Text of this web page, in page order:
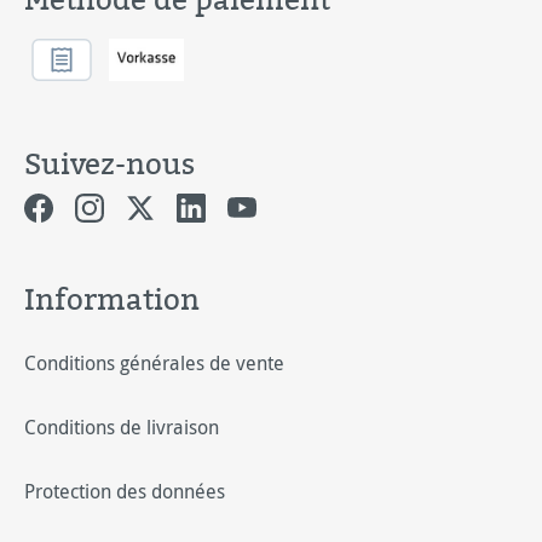
Suivez-nous
Information
Conditions générales de vente
Conditions de livraison
Protection des données